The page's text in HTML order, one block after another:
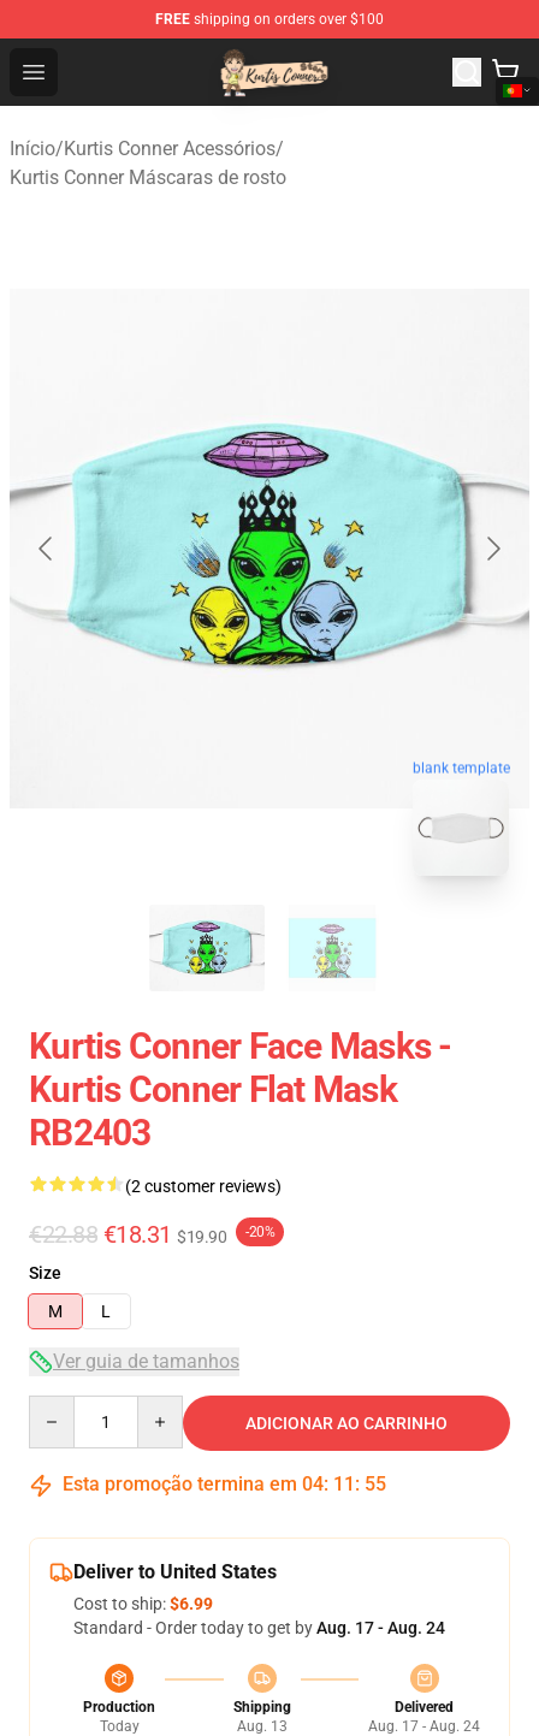
FREE shipping on orders over $100
Open menu
Kurtis Conner Store - Official Kurtis Conner Merchandise
Início/Kurtis Conner Acessórios/
Kurtis Conner Máscaras de rosto
blank template
Kurtis Conner Face Masks -
Kurtis Conner Flat Mask
RB2403
(2 customer reviews)
€22.88 €18.31 $19.90 -20%
Size
M
L
Ver guia de tamanhos
ADICIONAR AO CARRINHO
Esta promoção termina em 04: 11 : 54
Deliver to United States
Cost to ship:$6.99
Standard - Order today to get byAug. 17 - Aug. 24
Production
Today
Shipping
Aug. 13
Delivered
Aug. 17 - Aug. 24